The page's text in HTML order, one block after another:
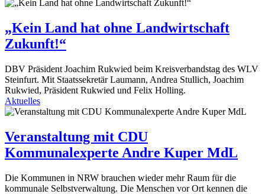
„Kein Land hat ohne Landwirtschaft
Zukunft!“
DBV Präsident Joachim Rukwied beim Kreisverbandstag des WLV
Steinfurt. Mit Staatssekretär Laumann, Andrea Stullich, Joachim
Rukwied, Präsident Rukwied und Felix Holling.
Aktuelles
Veranstaltung mit CDU
Kommunalexperte Andre Kuper MdL
Die Kommunen in NRW brauchen wieder mehr Raum für die
kommunale Selbstverwaltung. Die Menschen vor Ort kennen die